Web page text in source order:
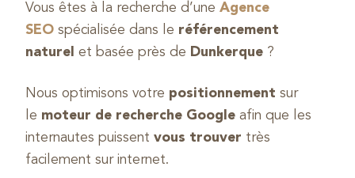
Vous êtes à la recherche d’une Agence
SEO spécialisée dans le référencement
naturel et basée près de Dunkerque ?
Nous optimisons votre positionnement sur
le moteur de recherche Google afin que les
internautes puissent vous trouver très
facilement sur internet.